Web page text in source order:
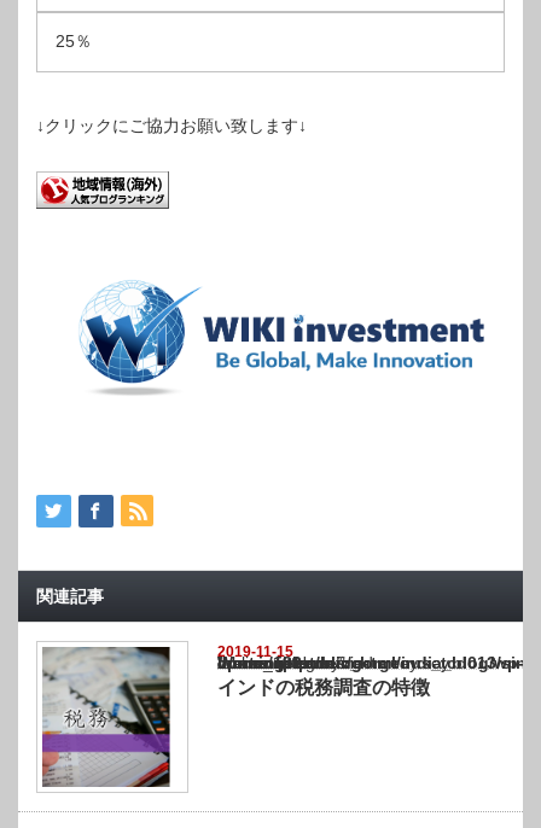
25％
↓クリックにご協力お願い致します↓
関連記事
2019-11-15
Warning
: Undefined array key "show_category" in
/home/netst/kuno-cpa.co.jp/public_html/india_blog/wp-content/themes/
on line183
インドの税務調査の特徴